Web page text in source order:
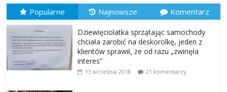
Popularne Najnowsze Komentarz
Dziewięciolatka sprzątając samochody
chciała zarobić na deskorolkę, jeden z
klientów sprawił, że od razu „zwinęła
interes”
13 września 2018 21 komentarzy